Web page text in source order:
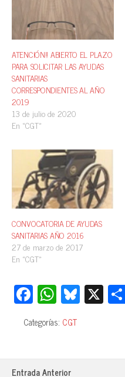
ATENCIÓN!! ABIERTO EL PLAZO
PARA SOLICITAR LAS AYUDAS
SANITARIAS
CORRESPONDIENTES AL AÑO
2019
13 de julio de 2020
En «CGT»
CONVOCATORIA DE AYUDAS
SANITARIAS AÑO 2016
27 de marzo de 2017
En «CGT»
Fa
ce
bo
ok
W
ha
ts
A
pp
Bl
ue
y
X
Categorías: CGT
Entrada Anterior